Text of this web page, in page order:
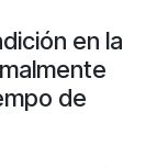
en la
de